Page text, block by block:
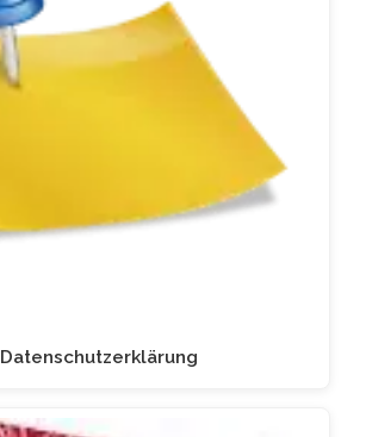
Datenschutzerklärung